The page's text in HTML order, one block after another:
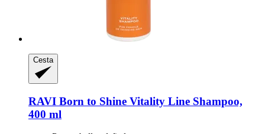
Cesta
RAVI Born to Shine Vitality Line Shampoo,
400 ml